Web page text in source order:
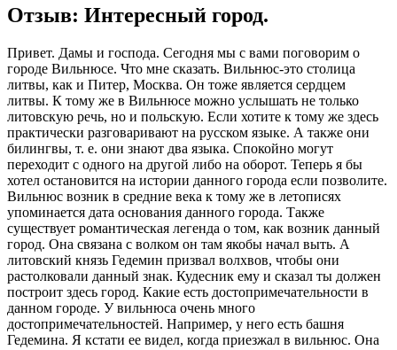
Отзыв: Интересный город.
Привет. Дамы и господа. Сегодня мы с вами поговорим о
городе Вильнюсе. Что мне сказать. Вильнюс-это столица
литвы, как и Питер, Москва. Он тоже является сердцем
литвы. К тому же в Вильнюсе можно услышать не только
литовскую речь, но и польскую. Если хотите к тому же здесь
практически разговаривают на русском языке. А также они
билингвы, т. е. они знают два языка. Спокойно могут
переходит с одного на другой либо на оборот. Теперь я бы
хотел остановится на истории данного города если позволите.
Вильнюс возник в средние века к тому же в летописях
упоминается дата основания данного города. Также
существует романтическая легенда о том, как возник данный
город. Она связана с волком он там якобы начал выть. А
литовский князь Гедемин призвал волхвов, чтобы они
растолковали данный знак. Кудесник ему и сказал ты должен
построит здесь город. Какие есть достопримечательности в
данном городе. У вильнюса очень много
достопримечательностей. Например, у него есть башня
Гедемина. Я кстати ее видел, когда приезжал в вильнюс. Она